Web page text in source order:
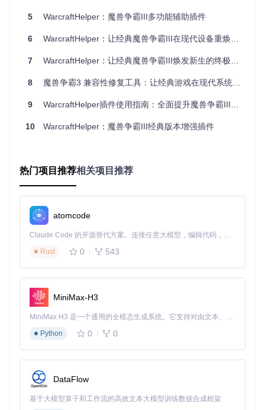
💡 技巧：21:9超宽屏用户可额外设置WideView=1，获得比标
势。
宽屏配置对比表
配
维
per方案
显
UI
适
配
兼
容
性
仅支持标准
分辨率
率支持
等特殊分辨率
高配置电脑玩魔兽仍卡顿？性能优化四件套
家仍会遇到帧率波动、操作延迟等问题。这源于游戏引擎的技
术限制：60FPS锁帧、垂直同步强制开启、输入响应机制老
旧。
解锁帧率上限：在[Performance]段设置FPSLimit=144
（根据显示器刷新率调整）
关闭垂直同步
启用输入优化：InputDelayFix=1，降低鼠标点击到单位响
应的延迟
5 WarcraftHelper：魔兽争霸III多功能辅助插件
6 WarcraftHelper：让经典魔兽争霸III在现代设备重焕光彩
7 WarcraftHelper：让经典魔兽争霸III焕发新生的终极解决方案
8 魔兽争霸3 兼容性修复工具：让经典游戏在现代系统重生
9 WarcraftHelper插件使用指南：全面提升魔兽争霸III游戏体验
10 WarcraftHelper：魔兽争霸III经典版本增强插件
热门项目推荐相关项目推荐
atomcode
Claude Code 的开源替代方案。连接任意大模型，编辑代码，运行命令，自动验证 — 全自动执行。用 Rust 构建，极致性能。 ｜ An open-source alternative to Claude Code. Connect any LLM, edit code, run commands, and verify changes — autonomously. Built in Rust for speed. Get Started
Rust
0 543
MiniMax-H3
MiniMax H3 是一个通用的全模态生成系统。它支持对由文本、图像、视频和音频组成的多模态上下文进行统一理解，并能生成分辨率高达 2K、时长可达 15 秒的带原生立体声音频的视频。得益于面向任务泛化的系统设计，H3 在预训练阶段就已具备广泛的多模态上下文理解与生成能力，能够出色地执行复杂的多模态指令。
Python
0 0
DataFlow
基于大模型算子和工作流的高效文本大模型训练数据合成框架